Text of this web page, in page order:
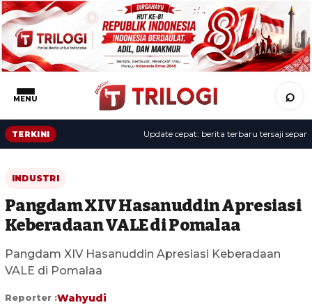
MENU ⌕
TERKINI Update cepat: berita terbaru tersaji
INDUSTRI
Pangdam XIV Hasanuddin Apresiasi
Keberadaan VALE di Pomalaa
Pangdam XIV Hasanuddin Apresiasi Keberadaan
VALE di Pomalaa
Reporter :Wahyudi